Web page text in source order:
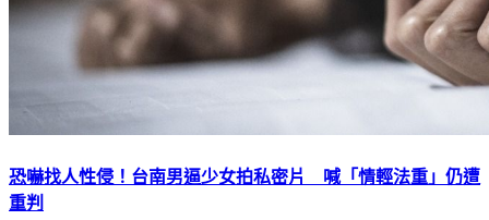
恐嚇找人性侵！台南男逼少女拍私密片 喊「情輕法重」仍遭
重判